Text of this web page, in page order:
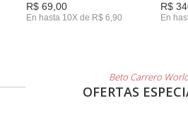
R$ 69,00
En hasta 10X de R$ 6,90
R$
En
Beto Carrero
OFERTAS